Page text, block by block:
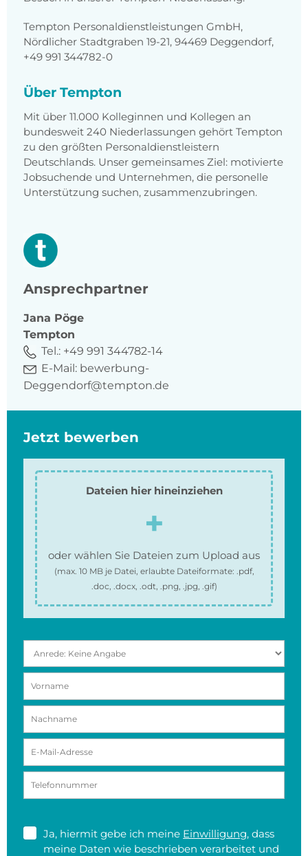
Tempton Personaldienstleistungen GmbH,
Nördlicher Stadtgraben 19-21, 94469 Deggendorf,
+49 991 344782-0
Über Tempton
Mit über 11.000 Kolleginnen und Kollegen an
bundesweit 240 Niederlassungen gehört Tempton
zu den größten Personaldienstleistern
Deutschlands. Unser gemeinsames Ziel: motivierte
Jobsuchende und Unternehmen, die personelle
Unterstützung suchen, zusammenzubringen.
Ansprechpartner
Jana Pöge
Tempton
Tel.: +49 991 344782-14
E-Mail: bewerbung-
Deggendorf@tempton.de
Jetzt bewerben
Dateien hier hineinziehen
oder wählen Sie Dateien zum Upload aus
(max. 10 MBje Datei, erlaubte Dateiformate: .pdf,
.doc, .docx, .odt, .png, .jpg, .gif)
Ja, hiermit gebe ich meine Einwilligung, dass
meine Daten wie beschrieben verarbeitet und